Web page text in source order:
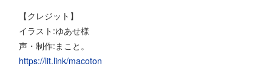
【クレジット】
イラスト:ゆあせ様
声・制作:まこと。
https://lit.link/macoton